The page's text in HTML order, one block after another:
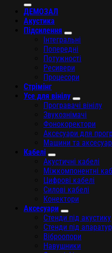
ДЕМОЗАЛ
Акустика
Підсилення
Інтегральні
Попередні
Потужності
Ресивери
Процесори
Стрімінг
Усе для вінілу
Програвачі вінілу
Звукознімачі
Фонокоректори
Аксесуари для
Машини та
Кабелі
Акустичні кабелі
Міжкомпонентні
Цифрові кабелі
Силові кабелі
Конектори
Аксесуари
Стенди під акустику
Стенди під
Віброопори
Навушники